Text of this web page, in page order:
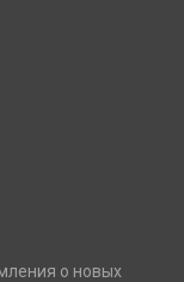
о новых